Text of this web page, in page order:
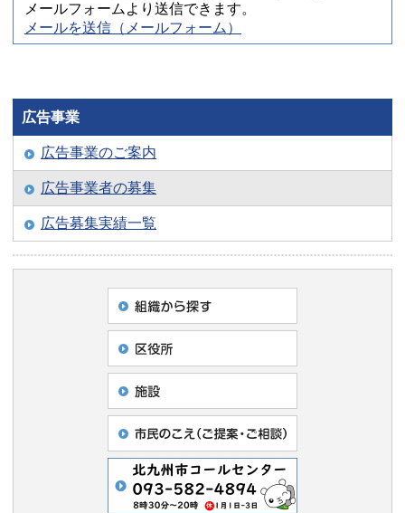
メールフォームより送信できます。
メールを送信（メールフォーム）
広告事業
広告事業のご案内
広告事業者の募集
広告募集実績一覧